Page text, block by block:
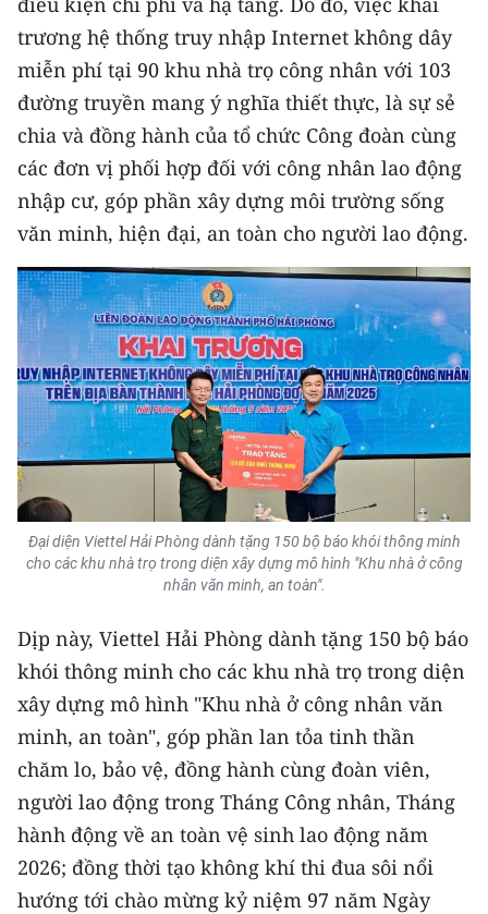
CHUYÊN ĐỀ
CÁC CHUYÊN TRANG
VỀ BÁO NHÂN DÂN
THỜI NAY
NHÂN DÂN CUỐI TUẦN
NHÂN DÂN HẰNG THÁNG
MUA BÁO
ĐỌC BÁO IN
ENGLISH
中文
РУССКИЙ
ESPAÑOL
한국어
trương hệ thống truy nhập Internet không dây
miễn phí tại 90 khu nhà trọ công nhân với 103
đường truyền mang ý nghĩa thiết thực, là sự sẻ
chia và đồng hành của tổ chức Công đoàn cùng
các đơn vị phối hợp đối với công nhân lao động
nhập cư, góp phần xây dựng môi trường sống
văn minh, hiện đại, an toàn cho người lao động.
Đại diện Viettel Hải Phòng dành tặng 150 bộ báo khói thông minh
cho các khu nhà trọ trong diện xây dựng mô hình "Khu nhà ở công
nhân văn minh, an toàn".
Dịp này, Viettel Hải Phòng dành tặng 150 bộ báo
khói thông minh cho các khu nhà trọ trong diện
xây dựng mô hình "Khu nhà ở công nhân văn
minh, an toàn", góp phần lan tỏa tinh thần
chăm lo, bảo vệ, đồng hành cùng đoàn viên,
người lao động trong Tháng Công nhân, Tháng
hành động về an toàn vệ sinh lao động năm
2026; đồng thời tạo không khí thi đua sôi nổi
hướng tới chào mừng kỷ niệm 97 năm Ngày